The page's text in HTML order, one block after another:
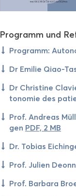
Pro­gramm und
Pro­gramm:
Dr Emi­lie Qiao-​
Dr Chris­ti­ne
to­no­mie des
Prof. An­dre­as
gen PDF, 2 MB
Dr. To­bi­as
Prof. Ju­li­en
Prof. Bar­ba­ra